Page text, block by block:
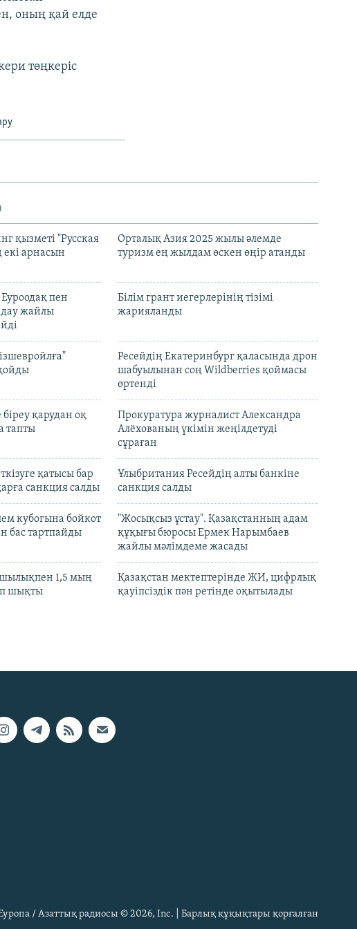
оның қай елде
төңкеріс
қызметі "Русская
арнасын
Орталық Азия 2025 жылы әлемде
туризм ең жылдам өскен өңір атанды
пен
жайлы
Білім грант иегерлерінің тізімі
жарияланды
Ресейдің Екатеринбург қаласында дрон
шабуылынан соң Wildberries қоймасы
өртенді
қарудан оқ
тапты
Прокуратура журналист Александра
Алёхованың үкімін жеңілдетуді
сұраған
қатысы бар
санкция салды
Ұлыбритания Ресейдің алты банкіне
санкция салды
кубогына бойкот
бас тартпайды
"Жосықсыз ұстау". Қазақстанның адам
құқығы бюросы Ермек Нарымбаев
жайлы мәлімдеме жасады
1,5 мың
шықты
Қазақстан мектептерінде ЖИ, цифрлық
қауіпсіздік пән ретінде оқытылады
/ Азаттық радиосы © 2026, Inc. | Барлық құқықтары қорғалған